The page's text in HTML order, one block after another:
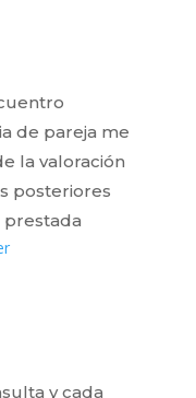
de pareja me
la valoración
posteriores
prestada
y cada